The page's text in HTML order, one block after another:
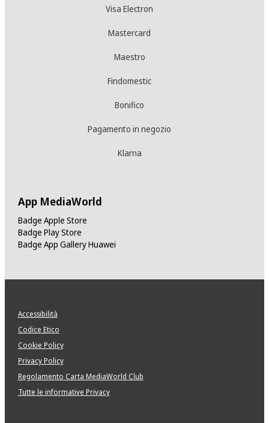
Visa Electron
Mastercard
Maestro
Findomestic
Bonifico
Pagamento in negozio
Klarna
App MediaWorld
Badge Apple Store
Badge Play Store
Badge App Gallery Huawei
Accessibilità
Codice Etico
Cookie Policy
Privacy Policy
Regolamento Carta MediaWorld Club
Tutte le informative Privacy